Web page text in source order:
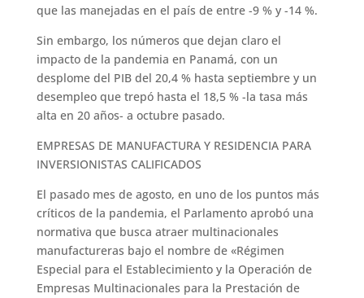
que las manejadas en el país de entre -9 % y -14 %.
Sin embargo, los números que dejan claro el
impacto de la pandemia en Panamá, con un
desplome del PIB del 20,4 % hasta septiembre y un
desempleo que trepó hasta el 18,5 % -la tasa más
alta en 20 años- a octubre pasado.
EMPRESAS DE MANUFACTURA Y RESIDENCIA PARA
INVERSIONISTAS CALIFICADOS
El pasado mes de agosto, en uno de los puntos más
críticos de la pandemia, el Parlamento aprobó una
normativa que busca atraer multinacionales
manufactureras bajo el nombre de «Régimen
Especial para el Establecimiento y la Operación de
Empresas Multinacionales para la Prestación de